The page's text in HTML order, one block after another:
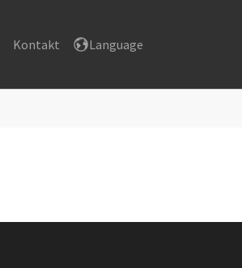
Kontakt Language